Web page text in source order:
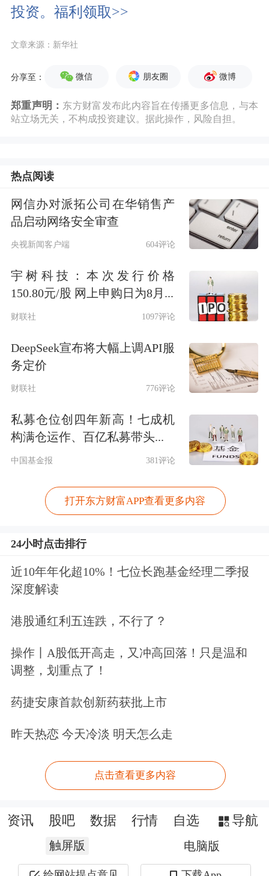
投资。福利领取>>
文章来源：新华社
分享至： 微信 朋友圈 微博
郑重声明： 东方财富发布此内容旨在传播更多信息，与本
站立场无关，不构成投资建议。据此操作，风险自担。
热点阅读
网信办对派拓公司在华销售产
品启动网络安全审查
央视新闻客户端 604评论
宇树科技：本次发行价格
150.80元/股 网上申购日为8月...
财联社 1097评论
DeepSeek宣布将大幅上调API服
务定价
财联社 776评论
私募仓位创四年新高！七成机
构满仓运作、百亿私募带头...
中国基金报 381评论
打开东方财富APP查看更多内容
24小时点击排行
近10年年化超10%！七位长跑基金经理二季报
深度解读
港股通红利五连跌，不行了？
操作丨A股低开高走，又冲高回落！只是温和
调整，划重点了！
药捷安康首款创新药获批上市
昨天热恋 今天冷淡 明天怎么走
点击查看更多内容
资讯 股吧 数据 行情 自选 导航
触屏版 电脑版